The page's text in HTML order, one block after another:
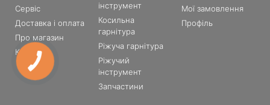
Сервіс
Доставка і оплата
Про магазин
Контакти
інструмент
Косильна
гарнітура
Ріжуча гарнітура
Ріжучий
інструмент
Запчастини
Мої замовлення
Профіль